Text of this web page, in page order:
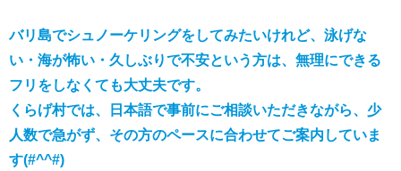
バリ島でシュノーケリングをしてみたいけれど、泳げな
い・海が怖い・久しぶりで不安という方は、無理にできる
フリをしなくても大丈夫です。
くらげ村では、日本語で事前にご相談いただきながら、少
人数で急がず、その方のペースに合わせてご案内していま
す(#^^#)